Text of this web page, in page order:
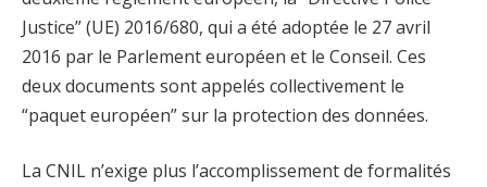
Justice” (UE) 2016/680, qui a été adoptée le 27 avril
2016 par le Parlement européen et le Conseil. Ces
deux documents sont appelés collectivement le
“paquet européen” sur la protection des données.
La CNIL n’exige plus l’accomplissement de formalités